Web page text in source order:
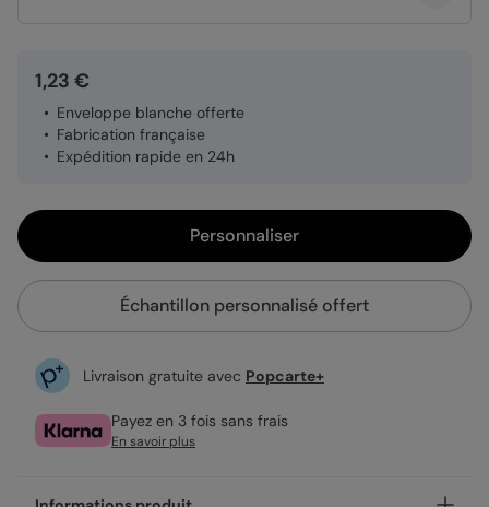
1,23 €
Enveloppe blanche offerte
Fabrication française
Expédition rapide en 24h
Personnaliser
Échantillon personnalisé offert
Livraison gratuite avec Popcarte+
Payez en 3 fois sans frais
En savoir plus